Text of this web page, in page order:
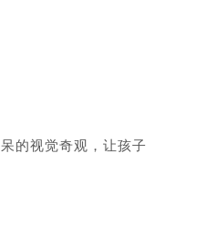
的视觉奇观，让孩子